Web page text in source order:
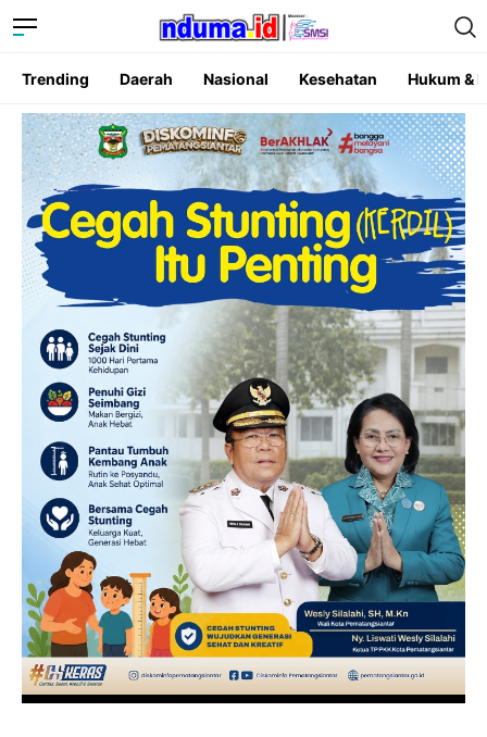
Trending Daerah Nasional Kesehatan Hukum &